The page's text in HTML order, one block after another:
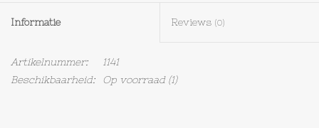
Hout
Olieflessen
Informatie Reviews (0)
Artikelnummer:
1141
Beschikbaarheid:
Op voorraad(1)